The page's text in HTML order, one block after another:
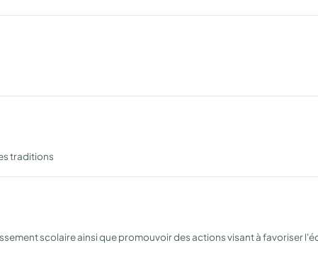
traditions
scolaire ainsi que promouvoir des actions visant à favoriser